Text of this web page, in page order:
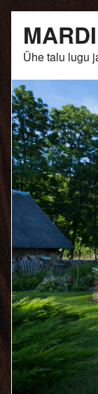
content
Ühe talu lugu